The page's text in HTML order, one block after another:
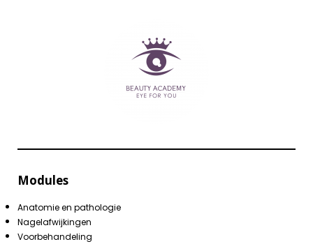
Modules
Anatomie en pathologie
Nagelafwijkingen
Voorbehandeling